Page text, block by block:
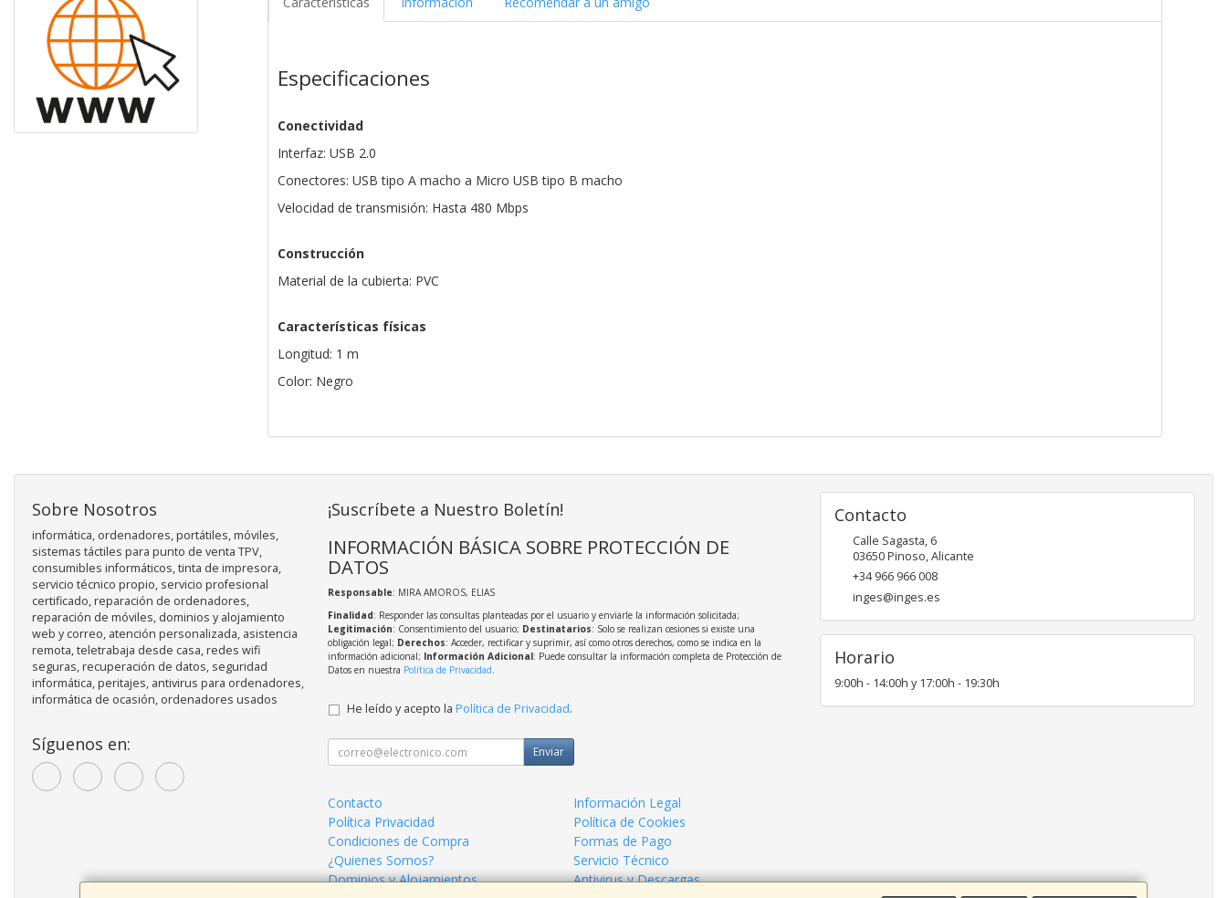
Especificaciones
Conectividad
Interfaz: USB 2.0
Conectores: USB tipo A macho a Micro USB tipo B macho
Velocidad de transmisión: Hasta 480 Mbps
Construcción
Material de la cubierta: PVC
Características físicas
Longitud: 1 m
Color: Negro
Sobre Nosotros
informática, ordenadores, portátiles, móviles,
sistemas táctiles para punto de venta TPV,
consumibles informáticos, tinta de impresora,
servicio técnico propio, servicio profesional
certificado, reparación de ordenadores,
reparación de móviles, dominios y alojamiento
web y correo, atención personalizada, asistencia
remota, teletrabaja desde casa, redes wifi
seguras, recuperación de datos, seguridad
informática, peritajes, antivirus para ordenadores,
informática de ocasión, ordenadores usados
Síguenos en:
¡Suscríbete a Nuestro Boletín!
INFORMACIÓN BÁSICA SOBRE PROTECCIÓN DE
DATOS
Responsable: MIRA AMOROS, ELIAS
Finalidad: Responder las consultas planteadas por el usuario y enviarle la información solicitada;
Legitimación: Consentimiento del usuario; Destinatarios: Solo se realizan cesiones si existe una
obligación legal; Derechos: Acceder, rectificar y suprimir, así como otros derechos, como se indica en la
información adicional; Información Adicional: Puede consultar la información completa de Protección de
Datos en nuestra Política de Privacidad.
He leído y acepto la Política de Privacidad.
Enviar
Contacto
Información Legal
Política Privacidad
Política de Cookies
Condiciones de Compra
Formas de Pago
¿Quienes Somos?
Servicio Técnico
Dominios y Alojamientos
Antivirus y Descargas
Contacto
Calle Sagasta, 6
03650Pinoso,Alicante
+34 966 966 008
inges@inges.es
Horario
9:00h - 14:00h y 17:00h - 19:30h